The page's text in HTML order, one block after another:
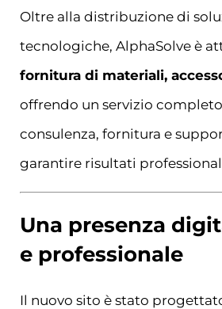
Oltre alla distribuzione di
tecnologiche, AlphaSolve è
fornitura di materiali,
offrendo un servizio
consulenza, fornitura e
garantire risultati
Una presenza
e professionale
Il nuovo sito è stato